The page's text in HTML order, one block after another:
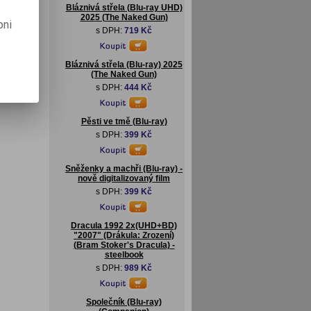
Bláznivá střela (Blu-ray UHD)
2025 (The Naked Gun)
s DPH: 719 Kč
Bláznivá střela (Blu-ray) 2025
(The Naked Gun)
s DPH: 444 Kč
Pěsti ve tmě (Blu-ray)
s DPH: 399 Kč
Sněženky a machři (Blu-ray) -
nově digitalizovaný film
s DPH: 399 Kč
Dracula 1992 2x(UHD+BD)
"2007" (Drákula: Zrození)
(Bram Stoker's Dracula) -
steelbook
s DPH: 989 Kč
Společník (Blu-ray)